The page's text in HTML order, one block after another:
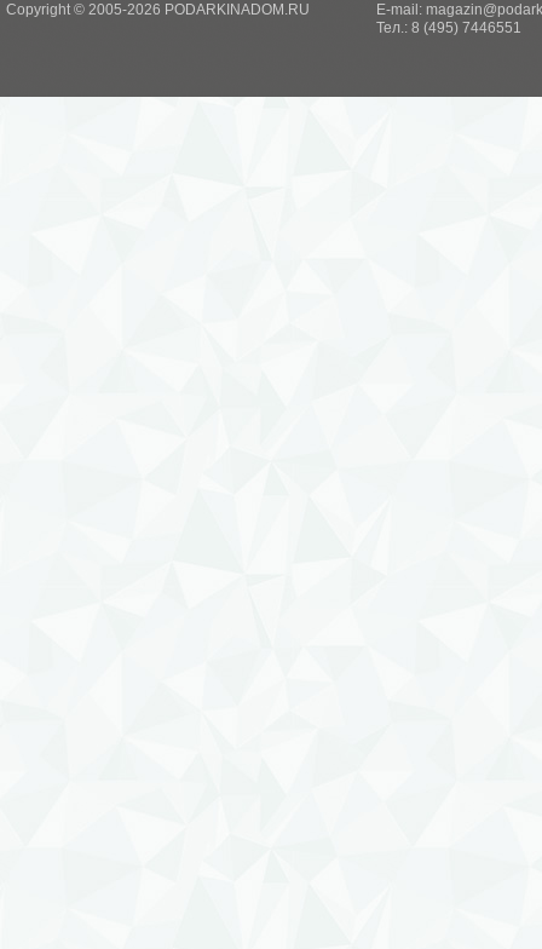
Copyright © 2005-2026 PODARKINADOM.RU E-mail:
Тел.: 8 (495) 7446551